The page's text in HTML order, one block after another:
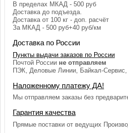
В пределах МКАД - 500 руб
Доставка до подъезда.
Доставка от 100 кг - доп. расчёт
За МКАД - 500 руб+40 руб/км
Доставка по России
Пункты выдачи заказов по России
Почтой России не отправляем
ПЭК, Деловые Линии, Байкал-
Наложенному платежу ДА!
Мы отправляем заказы без
Гарантия качества
Прямые поставки от ведущих